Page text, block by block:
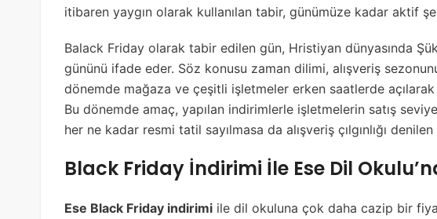
itibaren yaygın olarak kullanılan tabir, günümüze kadar aktif
Balack Friday olarak tabir edilen gün, Hristiyan dünyasında
gününü ifade eder. Söz konusu zaman dilimi, alışveriş
dönemde mağaza ve çeşitli işletmeler erken saatlerde açılarak
Bu dönemde amaç, yapılan indirimlerle işletmelerin satış
her ne kadar resmi tatil sayılmasa da alışveriş çılgınlığı
Black Friday İndirimi İle Ese Dil
Ese Black Friday indirimi ile dil okuluna çok daha cazip bir